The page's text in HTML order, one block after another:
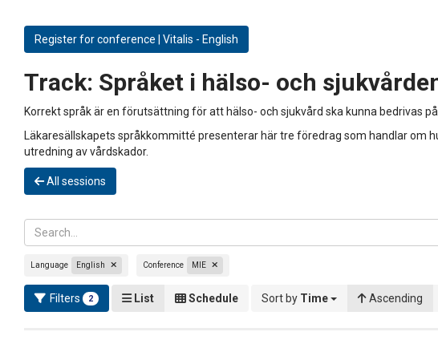
Register for conference | Vitalis - English
Track: Språket i hälso- och
Korrekt språk är en förutsättning för att hälso- och sjukvård ska kunna bedrivas
Läkaresällskapets språkkommitté presenterar här tre föredrag som handlar om
utredning av vårdskador.
All sessions
Language English Conference MIE
Filters 2 List Schedule Sort by Time Ascending